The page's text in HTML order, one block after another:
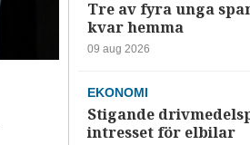
Tre av fyra unga
kvar hemma
09 aug 2026
EKONOMI
Stigande
intresset för elbilar